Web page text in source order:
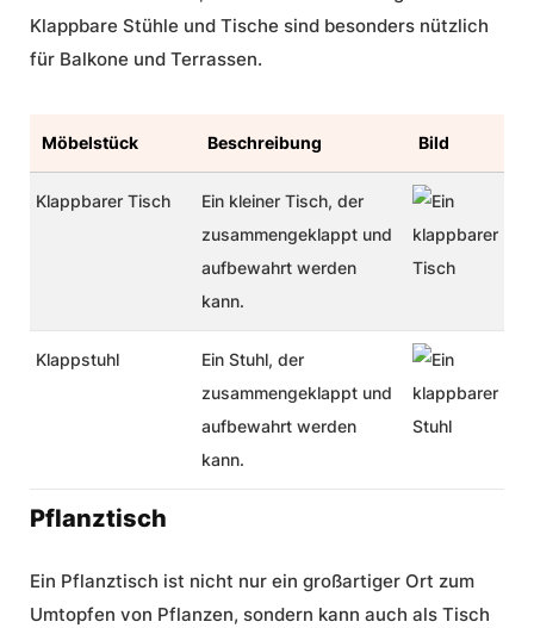
Klappbare Stühle und Tische sind besonders nützlich
für Balkone und Terrassen.
Möbelstück Beschreibung Bild
Klappbarer Tisch
Ein kleiner Tisch, der
zusammengeklappt und
aufbewahrt werden
kann.
Klappstuhl
Ein Stuhl, der
zusammengeklappt und
aufbewahrt werden
kann.
Pflanztisch
Ein Pflanztisch ist nicht nur ein großartiger Ort zum
Umtopfen von Pflanzen, sondern kann auch als Tisch